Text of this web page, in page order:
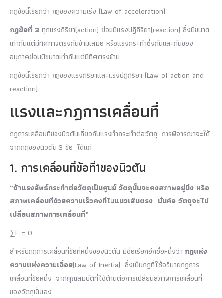
กฏข้อนี้เรียกว่า กฏของความเร่ง (Law of acceleration)
กฏข้อที่ 3 ทุกแรงกิริยา(action) ย่อมมีแรงปฏิกิริยา(reaction) ซึ่งมีขนาด
เท่ากันแต่มีทิศทางตรงกันข้ามเสมอ หรือแรงกระทำซึ่งกันและกันของ
อนุภาคย่อมมีขนาดเท่ากันแต่มีทิศตรงข้าม
กฏข้อนี้เรียกว่า กฏของแรงกิริยาและแรงปฏิกิริยา (Law of action and
reaction)
แรงและกฎการเคลื่อนที่
กฎการเคลื่อนที่ของนิวตันเกี่ยวกับแรงทำกระทำต่อวัตถุ การพิจารณาจะได้
จากกฎของนิวตัน 3 ข้อ ได้แก่
1. การเคลื่อนที่ข้อที่1ของนิวตัน
“ถ้าแรงลัพธ์กระทำต่อวัตถุเป็นศูนย์ วัตถุนั้นจะคงสภาพอยู่นิ่ง หรือ
สภาพเคลื่อนที่ด้วยความเร็วคงที่ในแนวเส้นตรง นั่นคือ วัตถุจะไม่
เปลี่ยนสภาพการเคลื่อนที่”
∑F = 0
สำหรับกฎการเคลื่อนที่ข้อที่หนึ่งของนิวตัน มีชื่อเรียกอีกชื่อหนึ่งว่า กฎแห่ง
ความแห่งความเฉื่อย(Law of Inertia) ซึ่งเป็นกฎที่ใช้อธิบายกฎการ
เคลื่อนที่ข้อหนึ่ง จากคุณสมบัติที่ใช้ต้านต่อการเปลี่ยนสภาพการเคลื่อนที่
ของวัตถุนั่นเอง